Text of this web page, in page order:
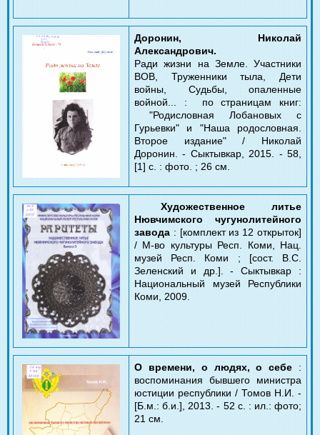
Доронин, Николай
Александрович.
Ради жизни на Земле. Участники
ВОВ, Труженники тыла, Дети
войны, Судьбы, опаленные
войной... : по страницам книг:
"Родисловная Лобановых с
Гурьевки" и "Наша родословная.
Второе издание" / Николай
Доронин. - Сыктывкар, 2015. - 58,
[1] с. : фото. ; 26 см.
Художественное литье
Нювчимского чугунолитейного
завода : [комплект из 12 открыток]
/ М-во культуры Респ. Коми, Нац.
музей Респ. Коми ; [сост. В.С.
Зеленский и др.]. - Сыктывкар :
Национальный музей Республики
Коми, 2009.
О времени, о людях, о себе :
воспоминания бывшего министра
юстиции республики / Томов Н.И. -
[Б.м.: б.и.], 2013. - 52 с. : ил.: фото;
21 см.